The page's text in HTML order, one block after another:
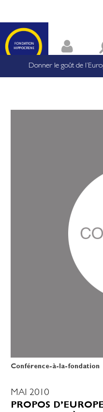
Donner le goût de
Conférence-à-la-fondation
MAI 2010
PROPOS